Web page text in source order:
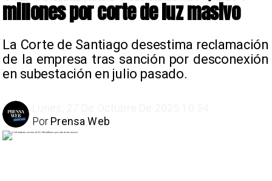
millones por corte de luz masivo
La Corte de Santiago desestima reclamación
de la empresa tras sanción por desconexión
en subestación en julio pasado.
Prensa Web
Por